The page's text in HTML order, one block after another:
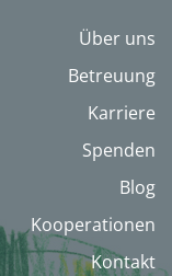
Über uns
Betreuung
Karriere
Spenden
Blog
Kooperationen
Kontakt